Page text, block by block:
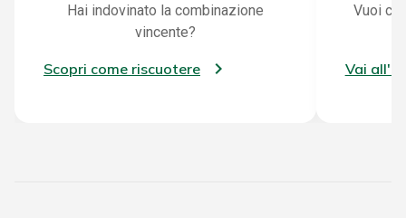
Hai indovinato la combinazione
vincente?
Scopri come riscuotere
Vuoi
Vai